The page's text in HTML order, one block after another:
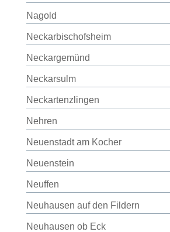
Nagold
Neckarbischofsheim
Neckargemünd
Neckarsulm
Neckartenzlingen
Nehren
Neuenstadt am Kocher
Neuenstein
Neuffen
Neuhausen auf den Fildern
Neuhausen ob Eck